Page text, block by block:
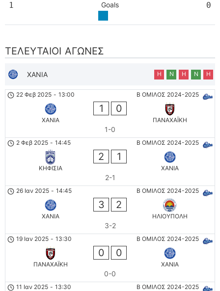
1 Goals 0
ΤΕΛΕΥΤΑΊΟΙ ΑΓΏΝΕΣ
ΧΑΝΙΑ Η Ν Η Ν Η
Β ΟΜΙΛΟΣ 2024-2025
22 Φεβ 2025 - 13:00
ΧΑΝΙΑ
1 0
ΠΑΝΑΧΑΪΚΗ
1-0
Β ΟΜΙΛΟΣ 2024-2025
2 Φεβ 2025 - 14:45
ΚΗΦΙΣΙΑ
2 1
ΧΑΝΙΑ
2-1
Β ΟΜΙΛΟΣ 2024-2025
26 Ιαν 2025 - 14:45
ΧΑΝΙΑ
3 2
ΗΛΙΟΥΠΟΛΗ
3-2
Β ΟΜΙΛΟΣ 2024-2025
19 Ιαν 2025 - 13:30
ΠΑΝΑΧΑΪΚΗ
0 0
ΧΑΝΙΑ
0-0
Β ΟΜΙΛΟΣ 2024-2025
11 Ιαν 2025 - 13:30